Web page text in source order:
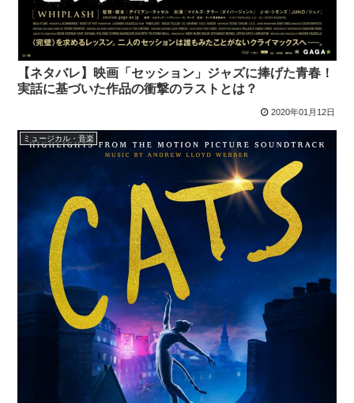
【ネタバレ】映画「セッション」ジャズに捧げた青春！
実話に基づいた作品の衝撃のラストとは？
2020年01月12日
ミュージカル・音楽